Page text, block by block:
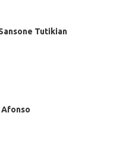
Tutikian
Afonso